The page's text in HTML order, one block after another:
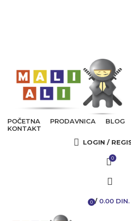
POČETNA PRODAVNICA BLOG
KONTAKT
LOGIN /
0
0 / 0.00 DIN.